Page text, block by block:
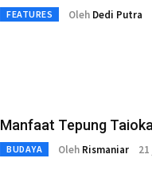
FEATURES Oleh Dedi Putra
Manfaat Tepung
BUDAYA Oleh Rismaniar